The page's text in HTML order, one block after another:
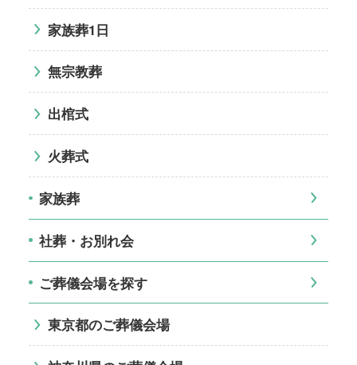
家族葬1日
無宗教葬
出棺式
火葬式
家族葬
社葬・お別れ会
ご葬儀会場を探す
東京都のご葬儀会場